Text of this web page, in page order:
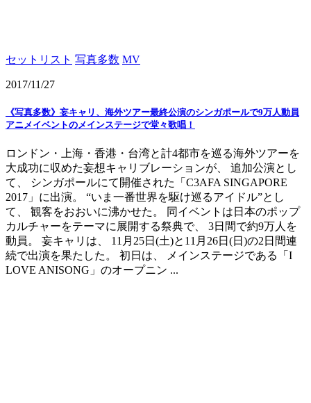
セットリスト 写真多数 MV
2017/11/27
《写真多数》妄キャリ、海外ツアー最終公演のシンガポールで9万人動員
アニメイベントのメインステージで堂々歌唱！
ロンドン・上海・香港・台湾と計4都市を巡る海外ツアーを
大成功に収めた妄想キャリブレーションが、 追加公演とし
て、 シンガポールにて開催された「C3AFA SINGAPORE
2017」に出演。 “いま一番世界を駆け巡るアイドル”とし
て、 観客をおおいに沸かせた。 同イベントは日本のポップ
カルチャーをテーマに展開する祭典で、 3日間で約9万人を
動員。 妄キャリは、 11月25日(土)と11月26日(日)の2日間連
続で出演を果たした。 初日は、 メインステージである「I
LOVE ANISONG」のオープニン ...